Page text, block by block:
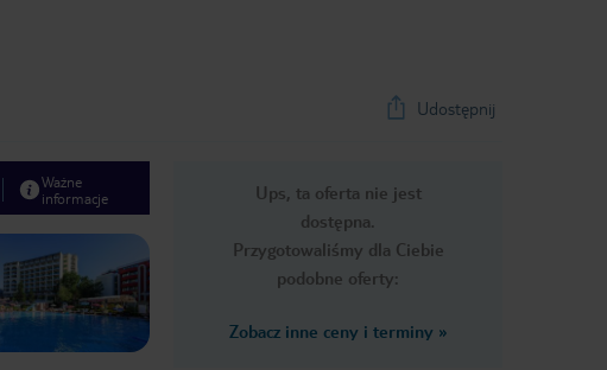
Udostępnij
Ups, ta oferta nie jest
dostępna.
Przygotowaliśmy dla Ciebie
podobne oferty:
Zobacz inne ceny i terminy »
Ważne
informacje
Next slide
1/29